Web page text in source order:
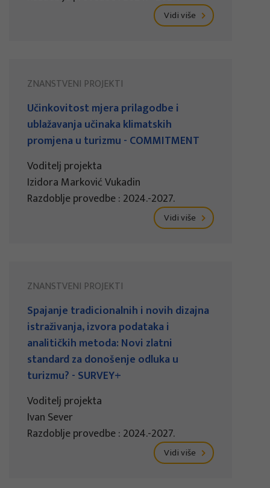
Vidi više
ZNANSTVENI PROJEKTI
Učinkovitost mjera prilagodbe i
ublažavanja učinaka klimatskih
promjena u turizmu - COMMITMENT
Voditelj projekta
Izidora Marković Vukadin
Razdoblje provedbe : 2024.-2027.
Vidi više
ZNANSTVENI PROJEKTI
Spajanje tradicionalnih i novih dizajna
istraživanja, izvora podataka i
analitičkih metoda: Novi zlatni
standard za donošenje odluka u
turizmu? - SURVEY+
Voditelj projekta
Ivan Sever
Razdoblje provedbe : 2024.-2027.
Vidi više